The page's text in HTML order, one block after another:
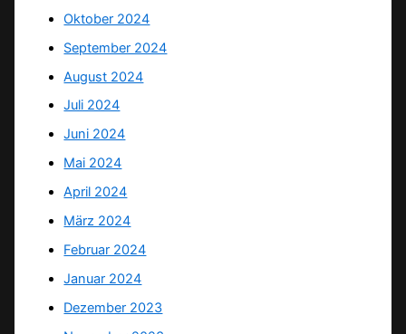
Oktober 2024
September 2024
August 2024
Juli 2024
Juni 2024
Mai 2024
April 2024
März 2024
Februar 2024
Januar 2024
Dezember 2023